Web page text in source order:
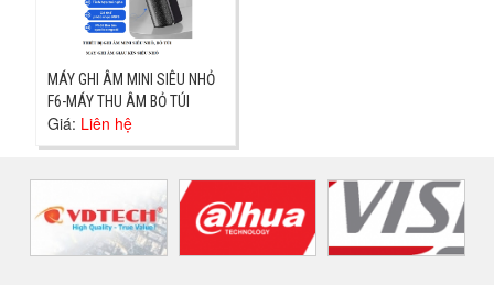
MÁY GHI ÂM MINI SIÊU NHỎ
F6-MÁY THU ÂM BỎ TÚI
Giá: Liên hệ